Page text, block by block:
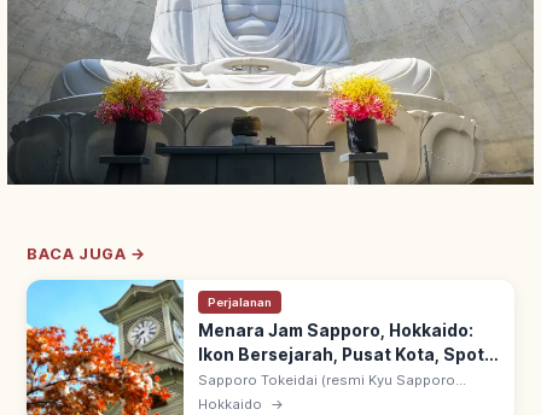
BACA JUGA →
Perjalanan
Menara Jam Sapporo, Hokkaido:
Ikon Bersejarah, Pusat Kota, Spot
Utama
Sapporo Tokeidai (resmi Kyu Sapporo
Nogakko Enbujo): didirikan 1878 sebagai
Hokkaido →